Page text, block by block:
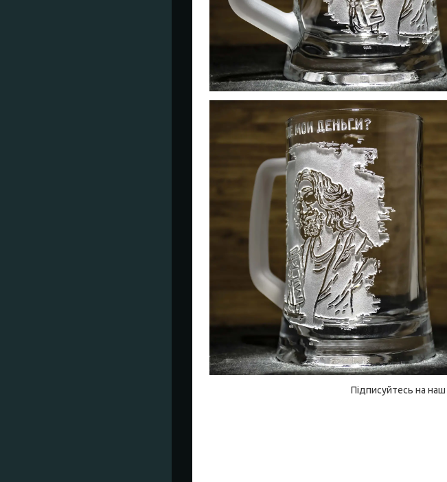
Підписуйтесь на наш